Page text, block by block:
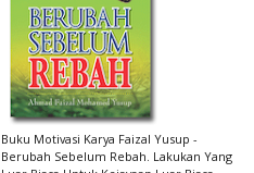
Buku Motivasi Karya Faizal Yusup -
Berubah Sebelum Rebah. Lakukan Yang